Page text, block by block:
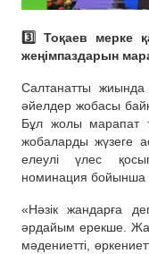
3️⃣ Тоқаев мерке
жеңімпаздарын
Салтанатты
әйелдер жобасы
Бұл жолы марапат
жобаларды жүзеге
елеулі үлес
номинация бойынша
«Нәзік жандарға
әрдайым ерекше.
мәдениетті,